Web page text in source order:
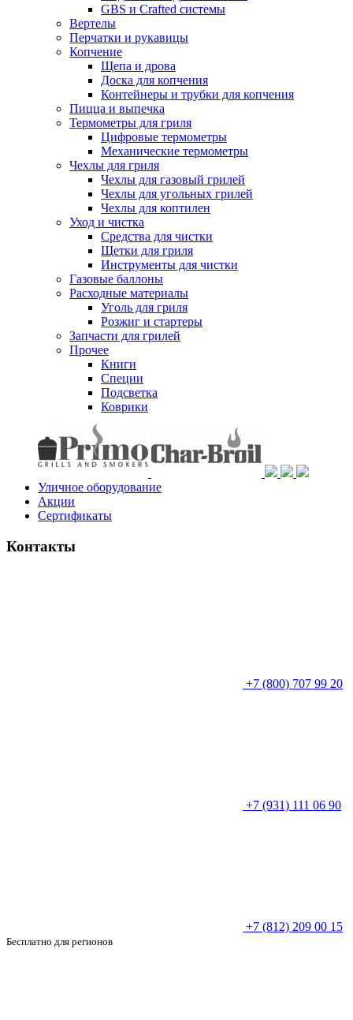
GBS и Crafted системы
Вертелы
Перчатки и рукавицы
Копчение
Щепа и дрова
Доска для копчения
Контейнеры и трубки для копчения
Пицца и выпечка
Термометры для гриля
Цифровые термометры
Механические термометры
Чехлы для гриля
Чехлы для газовый грилей
Чехлы для угольных грилей
Чехлы для коптилен
Уход и чистка
Средства для чистки
Щетки для гриля
Инструменты для чистки
Газовые баллоны
Расходные материалы
Уголь для гриля
Розжиг и стартеры
Запчасти для грилей
Прочее
Книги
Специи
Подсветка
Коврики
Уличное оборудование
Акции
Сертификаты
Контакты
+7 (800) 707 99 20
+7 (931) 111 06 90
+7 (812) 209 00 15
Бесплатно для регионов